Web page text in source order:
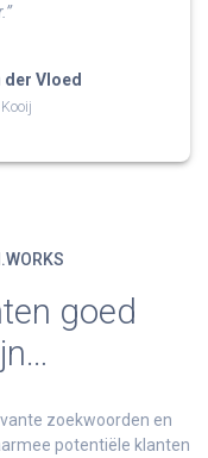
der Vloed
goed
zoekwoorden en
potentiële klanten